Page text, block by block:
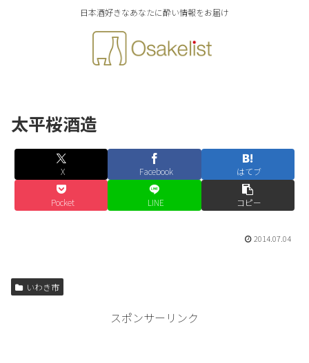
日本酒好きなあなたに酔い情報をお届け
太平桜酒造
X Facebook はてブ
Pocket LINE コピー
2014.07.04
いわき市
スポンサーリンク